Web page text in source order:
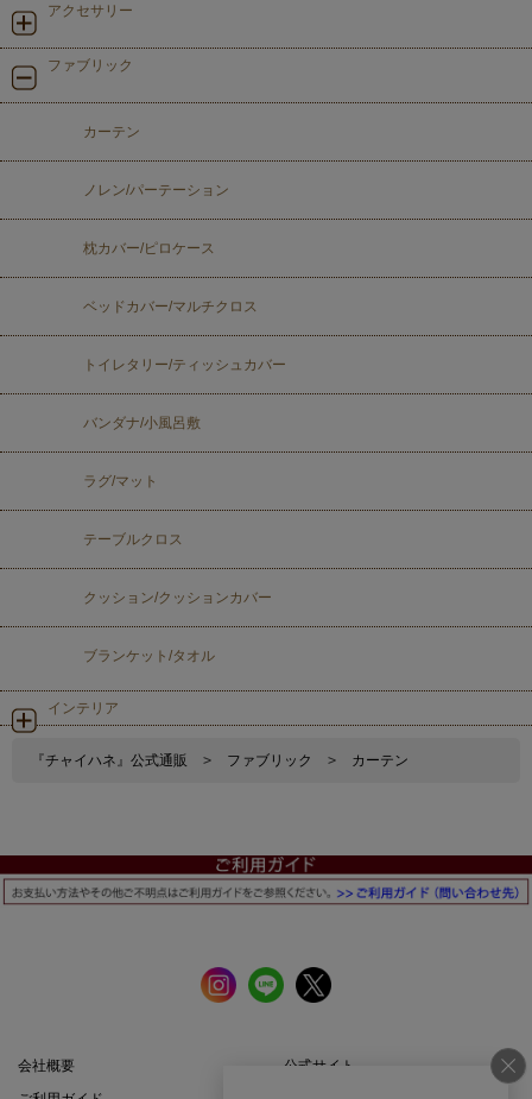
アクセサリー
ファブリック
カーテン
ノレン/パーテーション
枕カバー/ピロケース
ベッドカバー/マルチクロス
トイレタリー/ティッシュカバー
バンダナ/小風呂敷
ラグ/マット
テーブルクロス
クッション/クッションカバー
ブランケット/タオル
インテリア
『チャイハネ』公式通販 > ファブリック > カーテン
会社概要
公式サイト